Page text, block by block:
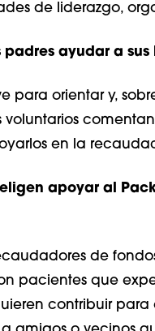
de liderazgo,
padres ayudar a
para orientar y,
voluntarios
en la
apoyar al
de
pacientes que
contribuir